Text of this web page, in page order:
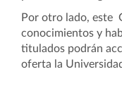
Por otro lado, este
conocimientos y
titulados podrán
oferta la